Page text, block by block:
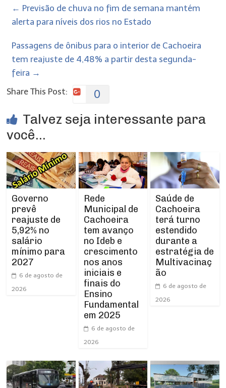
← Previsão de chuva no fim de semana mantém
alerta para níveis dos rios no Estado
Passagens de ônibus para o interior de Cachoeira
tem reajuste de 4,48% a partir desta segunda-
feira →
Share This Post:
0
Talvez seja interessante para
você...
Governo
prevê
reajuste de
5,92% no
salário
mínimo para
2027
6 de agosto de
2026
Rede
Municipal de
Cachoeira
tem avanço
no Ideb e
crescimento
nos anos
iniciais e
finais do
Ensino
Fundamental
em 2025
6 de agosto de
2026
Saúde de
Cachoeira
terá turno
estendido
durante a
estratégia de
Multivacinaç
ão
6 de agosto de
2026